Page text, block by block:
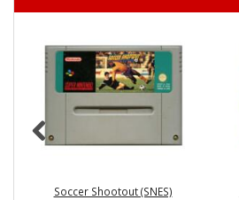
Soccer Shootout (SNES)